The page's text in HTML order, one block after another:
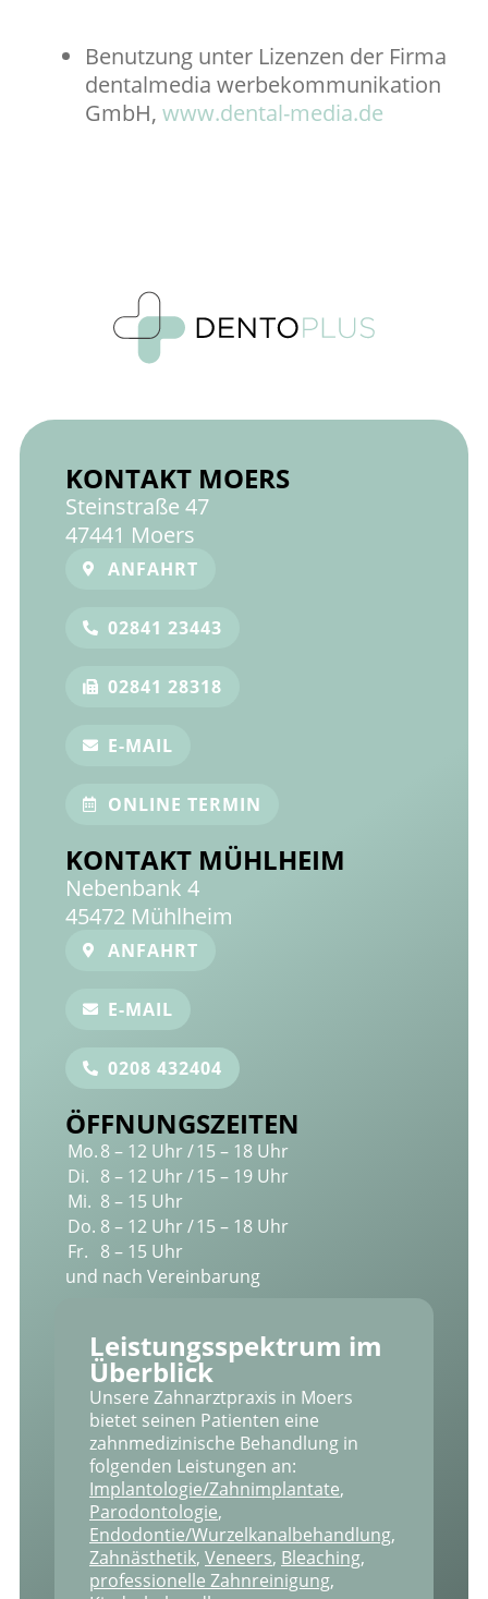
Benutzung unter Lizenzen der Firma
dentalmedia werbekommunikation
GmbH, www.dental-media.de
KONTAKT MOERS
Steinstraße 47
47441 Moers
ANFAHRT
02841 23443
02841 28318
E-MAIL
ONLINE TERMIN
KONTAKT MÜHLHEIM
Nebenbank 4
45472 Mühlheim
ANFAHRT
E-MAIL
0208 432404
ÖFFNUNGSZEITEN
Mo.8 – 12 Uhr /15 – 18 Uhr
Di. 8 – 12 Uhr /15 – 19 Uhr
Mi. 8 – 15 Uhr
Do. 8 – 12 Uhr /15 – 18 Uhr
Fr.
8 – 15 Uhr
und nach Vereinbarung
Leistungs­spektrum im
Überblick
Unsere Zahnarztpraxis in Moers
bietet seinen Patienten eine
zahnmedizinische Behandlung in
folgenden Leistungen an:
Implantologie/Zahnimplantate,
Parodontologie,
Endodontie/Wurzelkanal­behandlung,
Zahnästhetik, Veneers, Bleaching,
professionelle Zahnreinigung,